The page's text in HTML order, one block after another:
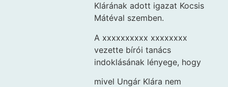
Klárának adott igazat Kocsis
Mátéval szemben.
A xxxxxxxxxx xxxxxxxx
vezette bírói tanács
indoklásának lényege, hogy
mivel Ungár Klára nem